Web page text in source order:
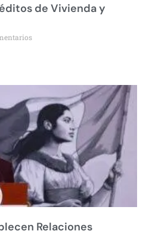
de Vivienda y
Relaciones